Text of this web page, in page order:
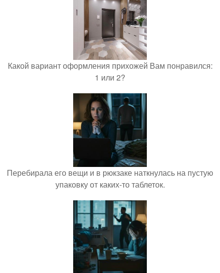
Какой вариант оформления прихожей Вам понравился:
1 или 2?
Перебирала его вещи и в рюкзаке наткнулась на пустую
упаковку от каких-то таблеток.